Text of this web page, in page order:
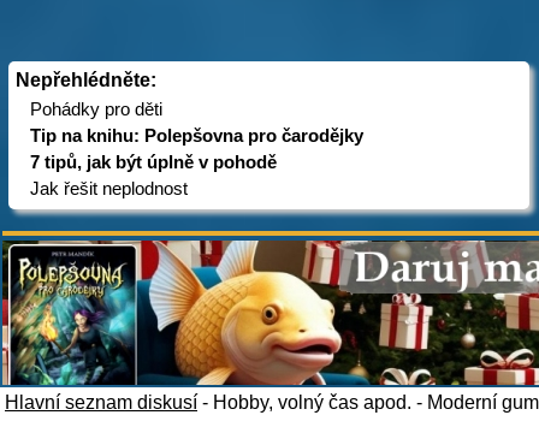
Nepřehlédněte:
Pohádky pro děti
Tip na knihu: Polepšovna pro čarodějky
7 tipů, jak být úplně v pohodě
Jak řešit neplodnost
Hlavní seznam diskusí - Hobby, volný čas apod. - Moderní